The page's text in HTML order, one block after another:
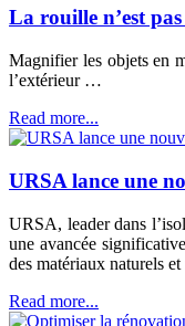
La rouille n’est
Magnifier les objets en
l’extérieur …
Read more...
URSA lance une
URSA, leader dans
une avancée
des matériaux naturels
Read more...